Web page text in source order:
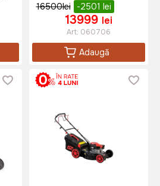
16500lei -2501 lei
13999 lei
Art: 060706
Adaugă